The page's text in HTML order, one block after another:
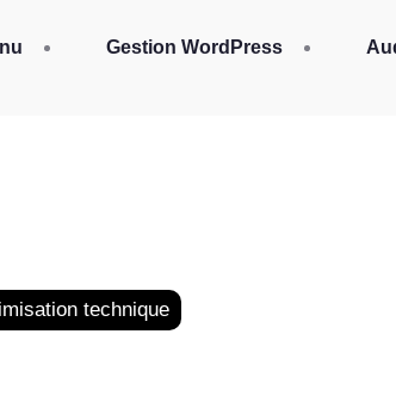
Gestion WordPress
technique